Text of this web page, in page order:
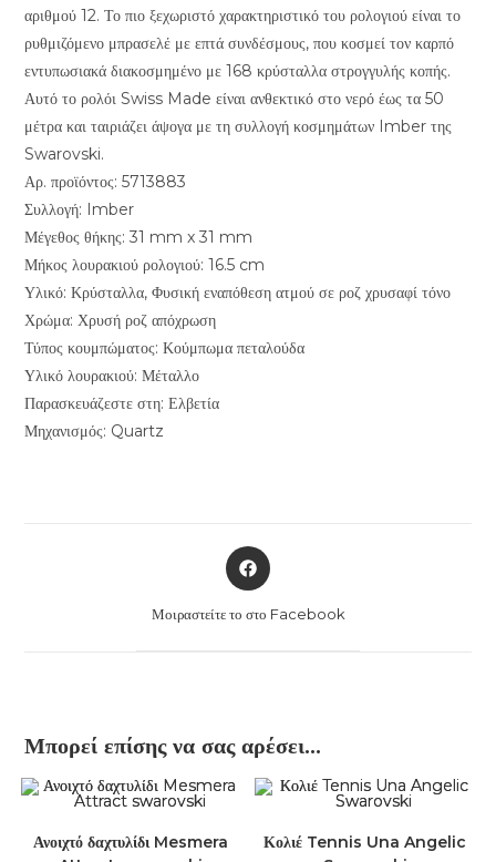
αριθμού 12. Το πιο ξεχωριστό χαρακτηριστικό του ρολογιού είναι το
ρυθμιζόμενο μπρασελέ με επτά συνδέσμους, που κοσμεί τον καρπό
εντυπωσιακά διακοσμημένο με 168 κρύσταλλα στρογγυλής κοπής.
Αυτό το ρολόι Swiss Made είναι ανθεκτικό στο νερό έως τα 50
μέτρα και ταιριάζει άψογα με τη συλλογή κοσμημάτων Imber της
Swarovski.
Αρ. προϊόντος: 5713883
Συλλογή: Imber
Μέγεθος θήκης: 31 mm x 31 mm
Μήκος λουρακιού ρολογιού: 16.5 cm
Υλικό: Κρύσταλλα, Φυσική εναπόθεση ατμού σε ροζ χρυσαφί τόνο
Χρώμα: Χρυσή ροζ απόχρωση
Τύπος κουμπώματος: Κούμπωμα πεταλούδα
Υλικό λουρακιού: Μέταλλο
Παρασκευάζεστε στη: Ελβετία
Μηχανισμός: Quartz
Opens
in
Μοιραστείτε το στο Facebook
Μπορεί επίσης να σας αρέσει…
Ανοιχτό δαχτυλίδι Mesmera
Κολιέ Tennis Una Angelic